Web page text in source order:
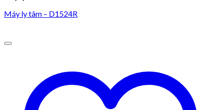
Máy ly tâm – D1524R